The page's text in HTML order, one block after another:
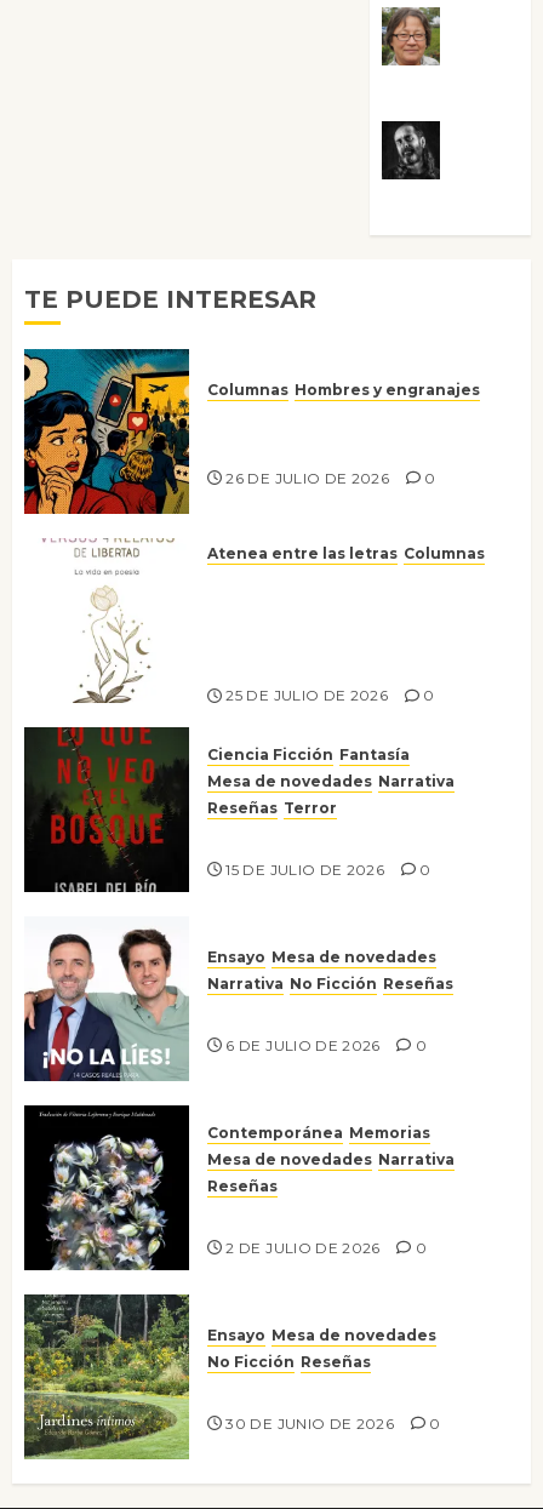
TE PUEDE INTERESAR
Columnas Hombres y engranajes
26 DE JULIO DE 2026 0
Atenea entre las letras Columnas
25 DE JULIO DE 2026 0
Ciencia Ficción Fantasía
Mesa de novedades Narrativa
Reseñas Terror
15 DE JULIO DE 2026 0
Ensayo Mesa de novedades
Narrativa No Ficción Reseñas
6 DE JULIO DE 2026 0
Contemporánea Memorias
Mesa de novedades Narrativa
Reseñas
2 DE JULIO DE 2026 0
Ensayo Mesa de novedades
No Ficción Reseñas
30 DE JUNIO DE 2026 0